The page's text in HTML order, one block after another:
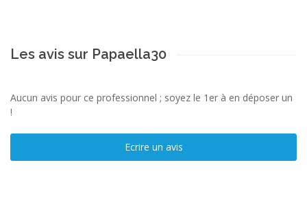
Les avis sur Papaella30
Aucun avis pour ce professionnel ; soyez le 1er à en déposer un
!
Ecrire un avis